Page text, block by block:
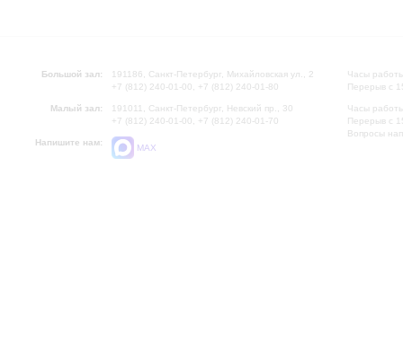
Большой зал:
191186, Санкт-Петербург, Михайловская ул., 2
+7 (812) 240-01-00, +7 (812) 240-01-80
Малый зал:
191011, Санкт-Петербург, Невский пр., 30
+7 (812) 240-01-00, +7 (812) 240-01-70
Напишите нам:
MAX
Часы
Перерыв с
Часы
Перерыв с
Вопросы